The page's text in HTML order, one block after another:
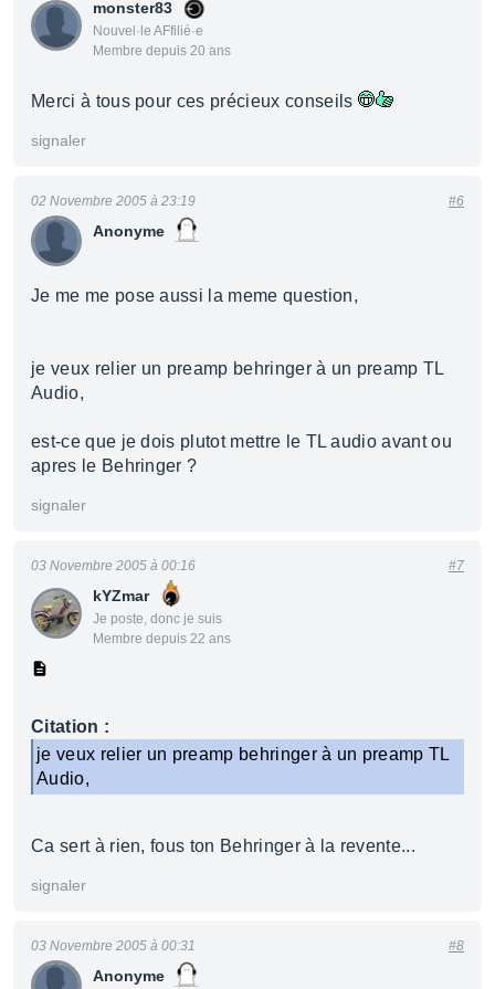
monster83
Nouvel·le AFfilié·e
Membre depuis 20 ans
Merci à tous pour ces précieux conseils
signaler
Anonyme
02 Novembre 2005 à 23:19 #6
Je me me pose aussi la meme question,
je veux relier un preamp behringer à un preamp TL
Audio,
est-ce que je dois plutot mettre le TL audio avant ou
apres le Behringer ?
signaler
kYZmar
Je poste, donc je suis
Membre depuis 22 ans
03 Novembre 2005 à 00:16 #7
Citation :
je veux relier un preamp behringer à un preamp TL
Audio,
Ca sert à rien, fous ton Behringer à la revente...
signaler
Anonyme
03 Novembre 2005 à 00:31 #8